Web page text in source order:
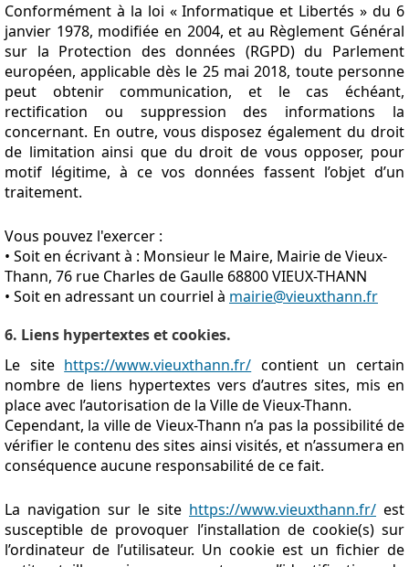
Conformément à la loi « Informatique et Libertés » du 6
janvier 1978, modifiée en 2004, et au Règlement Général
sur la Protection des données (RGPD) du Parlement
européen, applicable dès le 25 mai 2018, toute personne
peut obtenir communication, et le cas échéant,
rectification ou suppression des informations la
concernant. En outre, vous disposez également du droit
de limitation ainsi que du droit de vous opposer, pour
motif légitime, à ce vos données fassent l’objet d’un
traitement.
Vous pouvez l'exercer :
• Soit en écrivant à : Monsieur le Maire, Mairie de Vieux-
Thann, 76 rue Charles de Gaulle 68800 VIEUX-THANN
• Soit en adressant un courriel à mairie@vieuxthann.fr
6. Liens hypertextes et cookies.
Le site https://www.vieuxthann.fr/ contient un certain
nombre de liens hypertextes vers d’autres sites, mis en
place avec l’autorisation de la Ville de Vieux-Thann.
Cependant, la ville de Vieux-Thann n’a pas la possibilité de
vérifier le contenu des sites ainsi visités, et n’assumera en
conséquence aucune responsabilité de ce fait.
La navigation sur le site https://www.vieuxthann.fr/ est
susceptible de provoquer l’installation de cookie(s) sur
l’ordinateur de l’utilisateur. Un cookie est un fichier de